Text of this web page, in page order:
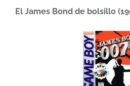
El James Bond de bolsillo